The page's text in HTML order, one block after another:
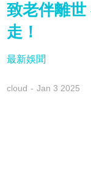
致老伴離
走！
最新娛聞
cloud Jan 3 2025